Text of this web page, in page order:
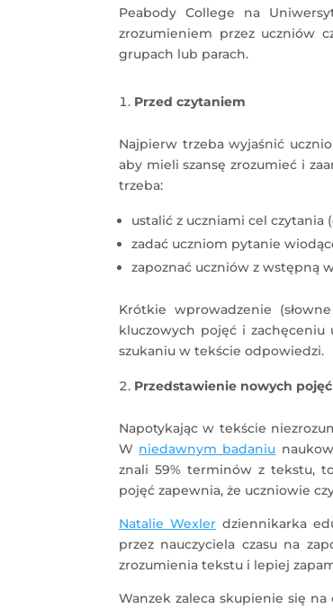
Peabody College na
zrozumieniem przez uczniów
grupach lub parach.
Przed czytaniem
Najpierw trzeba wyjaśnić
aby mieli szansę zrozumieć i
trzeba:
ustalić z uczniami cel czytania
zadać uczniom pytanie
zapoznać uczniów z wstępną
Krótkie wprowadzenie
kluczowych pojęć i
szukaniu w tekście odpowiedzi.
Przedstawienie nowych pojęć
Napotykając w tekście
W niedawnym badaniu
znali 59% terminów z tekstu,
pojęć zapewnia, że uczniowie
Natalie Wexler dziennikarka
przez nauczyciela czasu na
zrozumienia tekstu i lepiej
Wanzek zaleca skupienie się